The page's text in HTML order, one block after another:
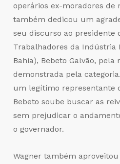
operários ex-moradores de
também dedicou um
seu discurso ao presidente
Trabalhadores da Indústria
Bahia), Bebeto Galvão, pela
demonstrada pela
um legítimo representante
Bebeto soube buscar as
sem prejudicar o
o governador.
Wagner também aproveitou